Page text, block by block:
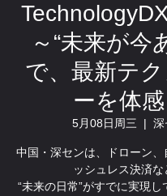
～“未来が今
で、最新テ
ーを体感
5月08日周三
  |
深
中国・深センは、ドローン、
ッシュレス決済な
“未来の日常”がすでに実現し